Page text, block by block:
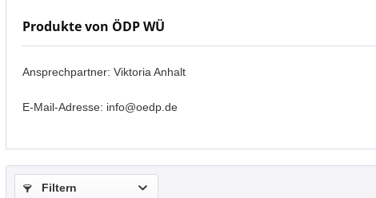
Produkte von ÖDP WÜ
Ansprechpartner: Viktoria Anhalt
E-Mail-Adresse: info@oedp.de
Filtern